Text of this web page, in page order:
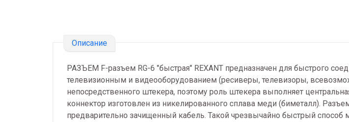
Описание
РАЗЪЕМ F-разъем RG-6 "быстрая" REXANT предназначен для быстрого
телевизионным и видеооборудованием (ресиверы, телевизоры,
непосредственного штекера, поэтому роль штекера выполняет
коннектор изготовлен из никелированного сплава меди (биметалл).
предварительно зачищенный кабель. Такой чрезвычайно быстрый способ